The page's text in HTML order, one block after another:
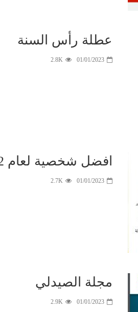
عطلة رأس السنة
01/01/2023
2.8K
افضل شخصية لعام 2022
01/01/2023
2.7K
مجلة الصيدلي
01/01/2023
2.9K